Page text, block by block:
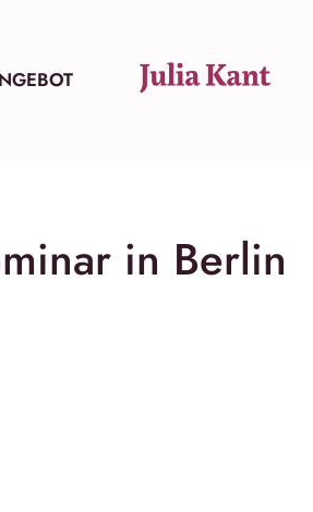
in Berlin